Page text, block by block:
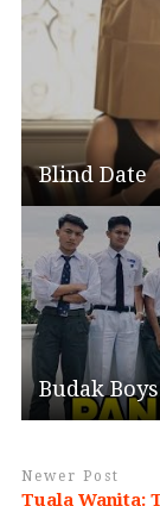
Blind Date
Budak
Newer Post
Tuala Wanita: